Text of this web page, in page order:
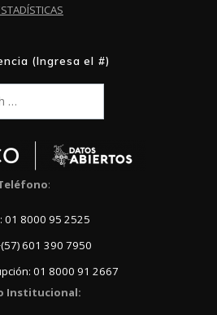
(Ingresa el #)
:
01 8000 95 2525
601 390 7950
01 8000 91 2667
Institucional: